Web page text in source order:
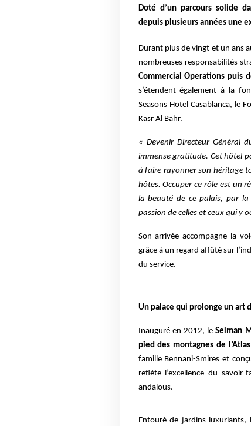
Doté d’un parcours solide
depuis plusieurs années une
Durant plus de vingt et un ans
nombreuses responsabilités
Commercial Operations puis
s’étendent également à la
Seasons Hotel Casablanca, le
Kasr Al Bahr.
« Devenir Directeur Général
immense gratitude. Cet hôtel
à faire rayonner son héritage
hôtes. Occuper ce rôle est un
la beauté de ce palais, par
passion de celles et ceux qui y
Son arrivée accompagne la
grâce à un regard affûté sur
du service.
Un palace qui prolonge un art
Inauguré en 2012, leSelman
pied des montagnes de l’Atlas
famille Bennani-Smires et
reflète l’excellence du
andalous.
Entouré de jardins luxuriants,